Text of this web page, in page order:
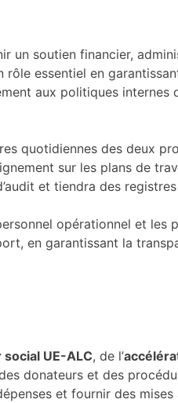
un soutien financier,
rôle essentiel en
aux politiques
quotidiennes des deux
sur les plans de
et tiendra des
opérationnel et
en garantissant la
UE-ALC, de l’
donateurs et des
et fournir des